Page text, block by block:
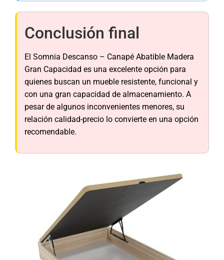
Conclusión final
El Somnia Descanso – Canapé Abatible Madera
Gran Capacidad es una excelente opción para
quienes buscan un mueble resistente, funcional y
con una gran capacidad de almacenamiento. A
pesar de algunos inconvenientes menores, su
relación calidad-precio lo convierte en una opción
recomendable.